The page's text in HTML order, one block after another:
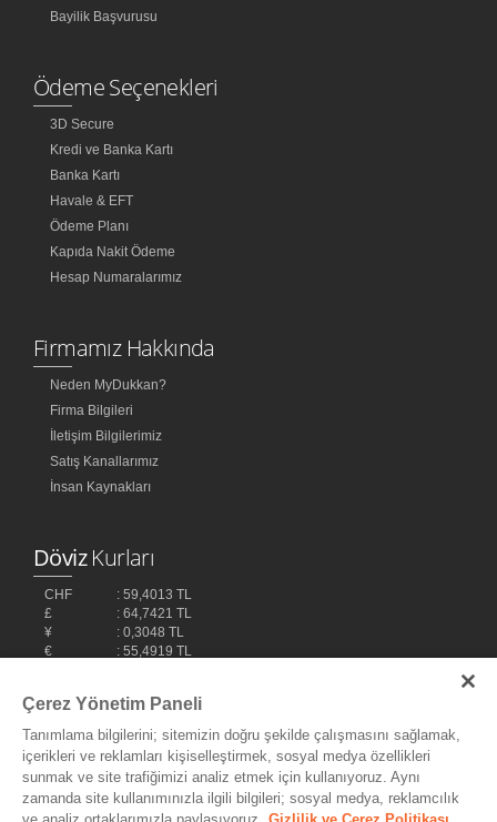
Bayilik Başvurusu
Ödeme Seçenekleri
3D Secure
Kredi ve Banka Kartı
Banka Kartı
Havale & EFT
Ödeme Planı
Kapıda Nakit Ödeme
Hesap Numaralarımız
Firmamız Hakkında
Neden MyDukkan?
Firma Bilgileri
İletişim Bilgilerimiz
Satış Kanallarımız
İnsan Kaynakları
DövizKurları
CHF
: 59,4013 TL
£
: 64,7421 TL
¥
: 0,3048 TL
€
: 55,4919 TL
Çerez Yönetim Paneli
Tanımlama bilgilerini; sitemizin doğru şekilde çalışmasını sağlamak,
içerikleri ve reklamları kişiselleştirmek, sosyal medya özellikleri
sunmak ve site trafiğimizi analiz etmek için kullanıyoruz. Aynı
zamanda site kullanımınızla ilgili bilgileri; sosyal medya, reklamcılık